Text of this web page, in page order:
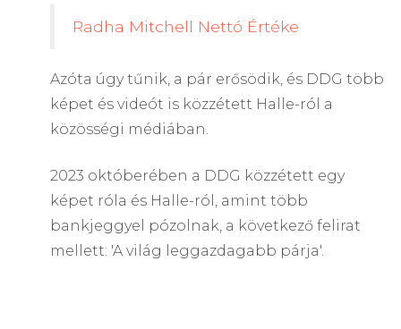
Radha Mitchell Nettó Értéke
Azóta úgy tűnik, a pár erősödik, és DDG több
képet és videót is közzétett Halle-ról a
közösségi médiában.
2023 októberében a DDG közzétett egy
képet róla és Halle-ról, amint több
bankjeggyel pózolnak, a következő felirat
mellett: 'A világ leggazdagabb párja'.